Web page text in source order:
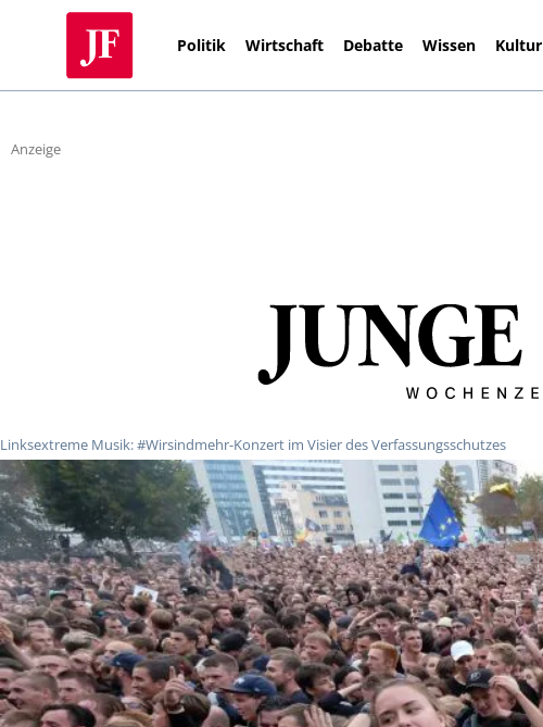
Politik Wirtschaft Debatte Wissen Kultur
Anzeige
Linksextreme Musik: #Wirsindmehr-Konzert im Visier des Verfassungsschutzes